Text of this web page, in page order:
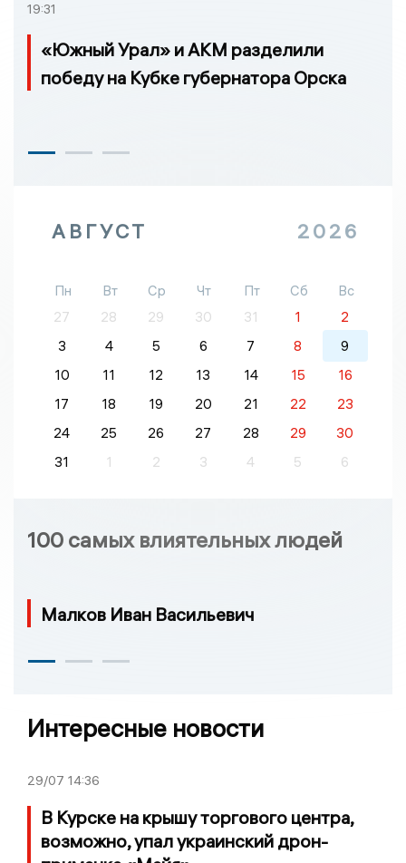
19:31
«Южный Урал» и АКМ разделили
победу на Кубке губернатора Орска
АВГУСТ 2026
Пн Вт Ср Чт Пт Сб
Вс
27
28 29 30 31 1
2
3
4 5 6 7 8
9
10
11 12 13 14 15
16
17
18 19 20 21 22
23
24
25 26 27 28 29
30
31
1 2 3 4 5 6
100 самых влиятельных людей
Малков Иван Васильевич
Интересные новости
29/07 14:36
В Курске на крышу торгового центра,
возможно, упал украинский дрон-